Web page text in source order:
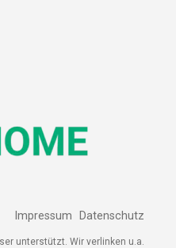
Impressum Datenschutz
unterstützt. Wir verlinken u.a.